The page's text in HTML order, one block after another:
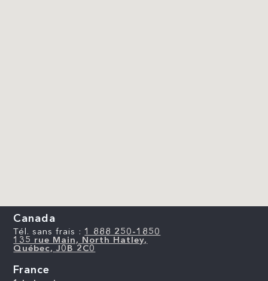
Canada
Tél. sans frais : 1 888 250-1850
135 rue Main, North Hatley,
Québec, J0B 2C0
France